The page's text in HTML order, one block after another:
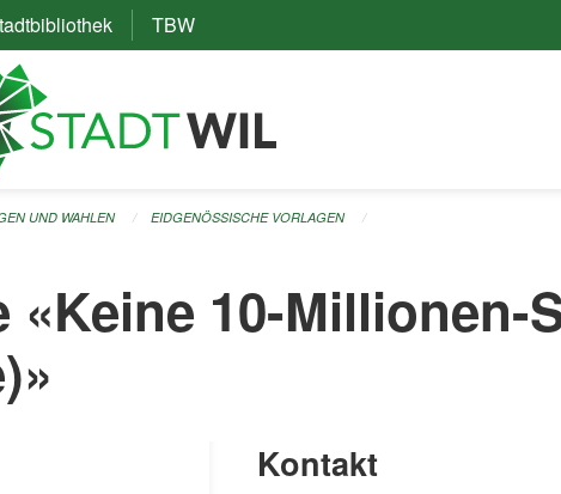
(External Link)
TBW(External Link)
UND WAHLEN
EIDGENÖSSISCHE VORLAGEN
«Keine 10-Millionen-
Kontakt